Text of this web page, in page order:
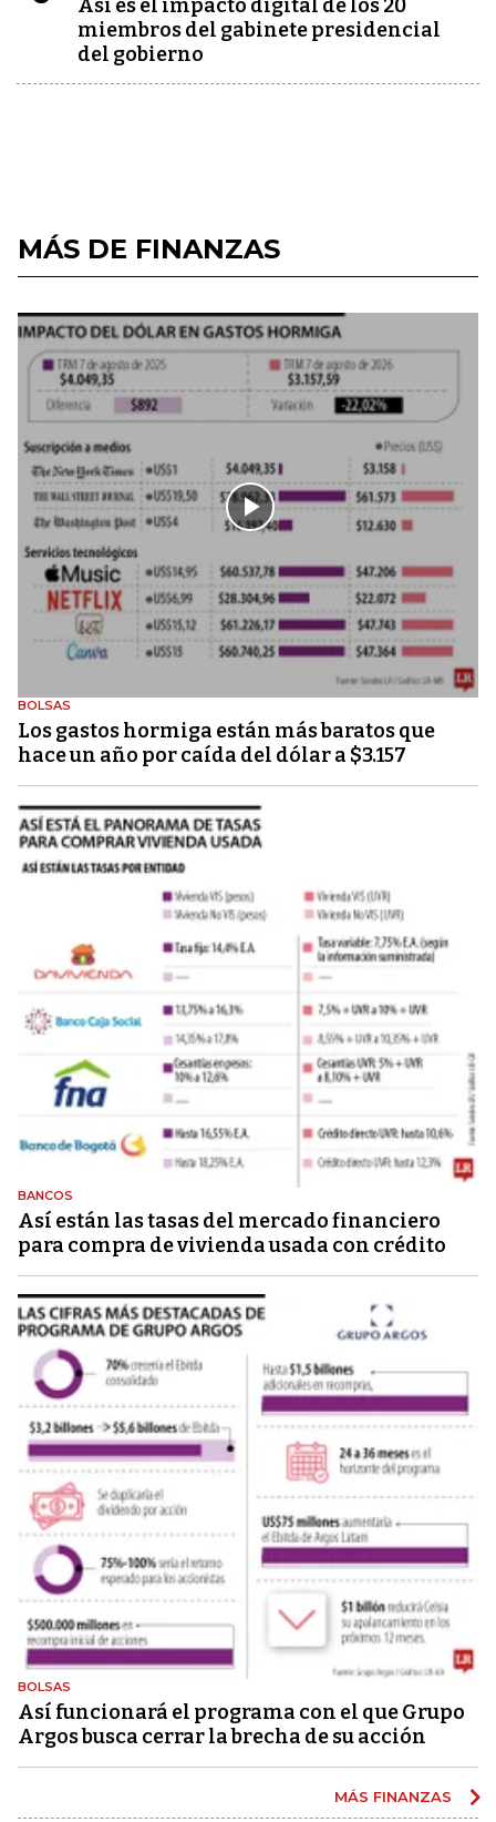
Así es el impacto digital de los 20
miembros del gabinete presidencial
del gobierno
MÁS DE FINANZAS
BOLSAS
Los gastos hormiga están más baratos que
hace un año por caída del dólar a $3.157
BANCOS
Así están las tasas del mercado financiero
para compra de vivienda usada con crédito
BOLSAS
Así funcionará el programa con el que Grupo
Argos busca cerrar la brecha de su acción
MÁS FINANZAS